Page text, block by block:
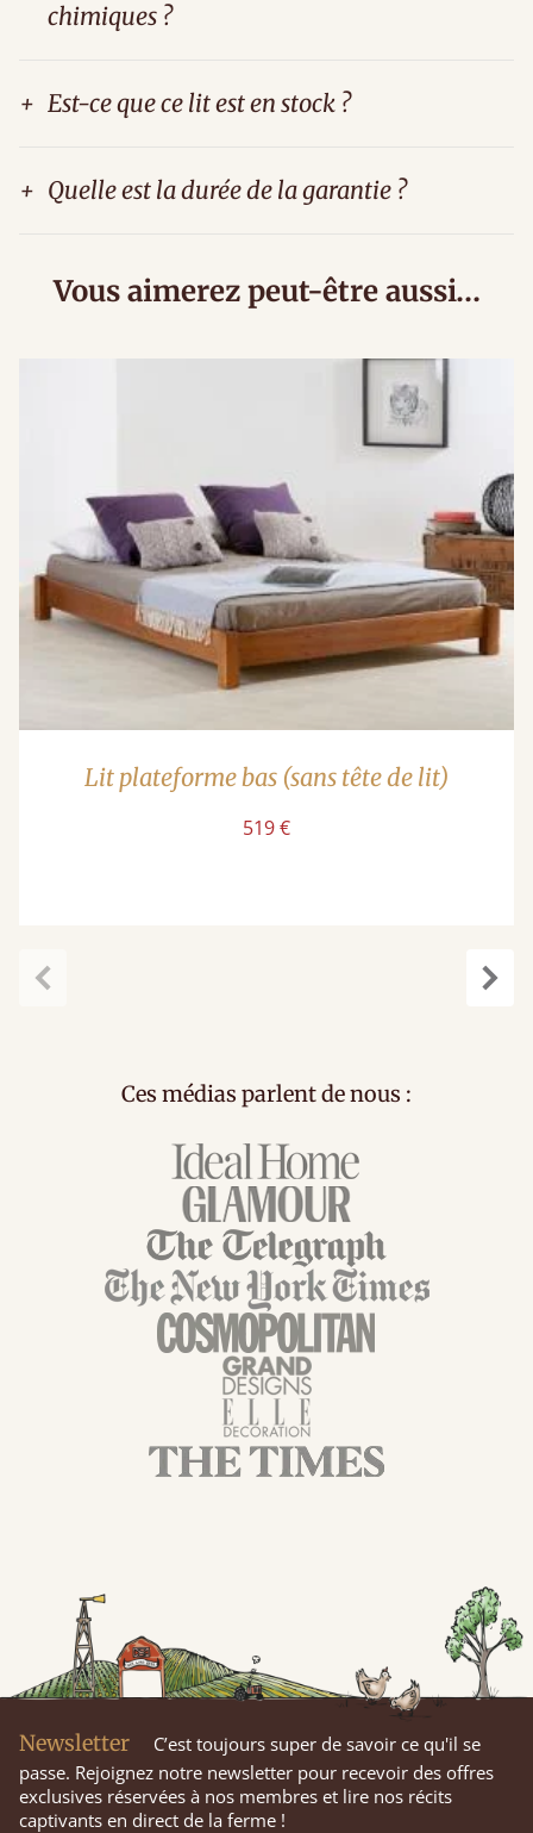
chimiques ?
+ Est-ce que ce lit est en stock ?
+ Quelle est la durée de la garantie ?
Vous aimerez peut-être aussi…
Lit plateforme bas (sans tête de lit)
519 €
Ces médias parlent de nous :
Newsletter
C’est toujours super de savoir ce qu'il se
passe. Rejoignez notre newsletter pour recevoir des offres
exclusives réservées à nos membres et lire nos récits
captivants en direct de la ferme !